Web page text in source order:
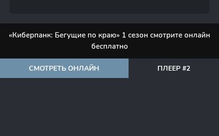
«Киберпанк: Бегущие по краю» 1 сезон смотрите онлайн
бесплатно
СМОТРЕТЬ ОНЛАЙН ПЛЕЕР #2